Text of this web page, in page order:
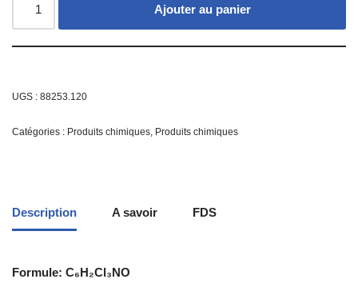
Ajouter au panier
UGS : 88253.120
Catégories : Produits chimiques Produits chimiques
Description A savoir FDS
Formule: C₆H₂Cl₃NO